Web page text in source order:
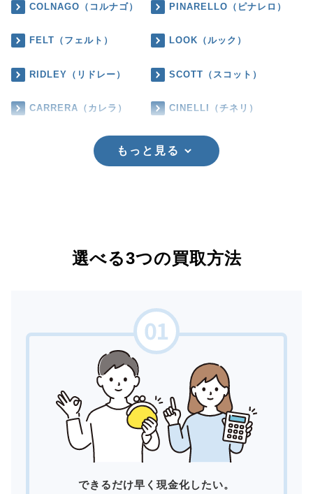
COLNAGO（コルナゴ） PINARELLO（ピナレロ）
FELT（フェルト） LOOK（ルック）
RIDLEY（リドレー） SCOTT（スコット）
CARRERA（カレラ） CINELLI（チネリ）
もっと見る
選べる3つの買取方法
できるだけ早く現金化したい。